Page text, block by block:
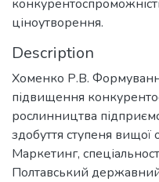
ціноутворення.
Description
Хоменко Р.В. Формування
підвищення
рослинництва
здобуття ступеня вищої
Маркетинг,
Полтавський